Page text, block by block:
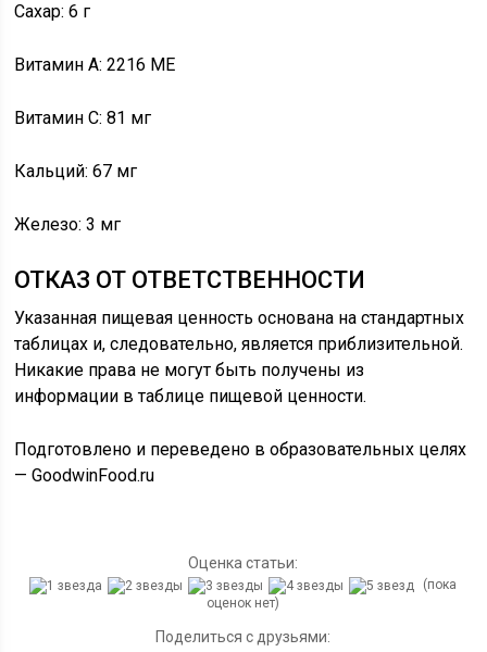
Сахар: 6 г
Витамин А: 2216 МЕ
Витамин С: 81 мг
Кальций: 67 мг
Железо: 3 мг
ОТКАЗ ОТ ОТВЕТСТВЕННОСТИ
Указанная пищевая ценность основана на стандартных
таблицах и, следовательно, является приблизительной.
Никакие права не могут быть получены из
информации в таблице пищевой ценности.
Подготовлено и переведено в образовательных целях
— GoodwinFood.ru
Оценка статьи:
(пока
оценок нет)
Поделиться с друзьями: